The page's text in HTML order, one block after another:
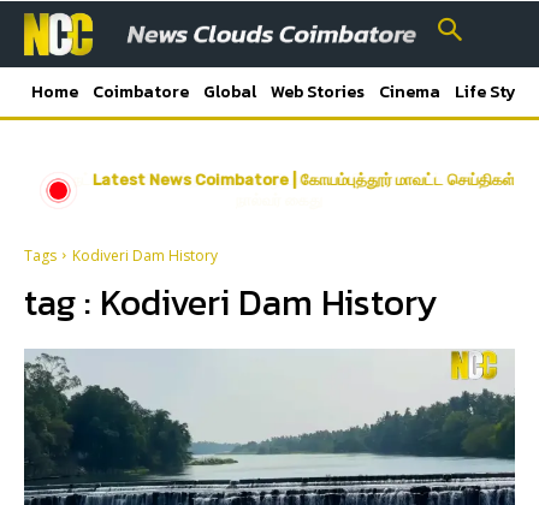
Home Coimbatore Global Web Stories Cinema Life Style
நட்பாக பழகி கடத்தல்; ஐ.டி. ஊழியரை தாக்கி நகை, பணம் பறித்த
Latest News Coimbatore | கோயம்புத்தூர் மாவட்ட செய்திகள்
Tags Kodiveri Dam History
tag : Kodiveri Dam History